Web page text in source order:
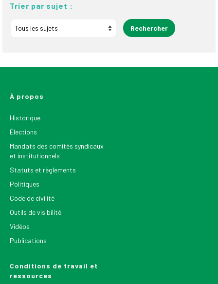
Trier par sujet :
À propos
Historique
Élections
Mandats des comités syndicaux
et institutionnels
Statuts et règlements
Politiques
Code de civilité
Outils de visibilité
Vidéos
Publications
Conditions de travail et
ressources